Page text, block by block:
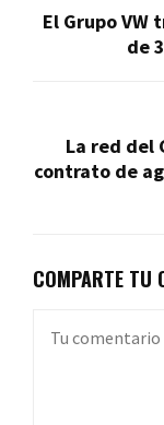
El Grupo
de
La red del
contrato de
COMPARTE TU